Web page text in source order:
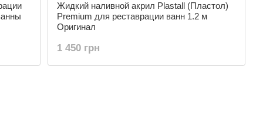
Жидкий наливной акрил Plastall (Пластол)
Premium для реставрации ванн 1.2 м
Оригинал
1 450 грн